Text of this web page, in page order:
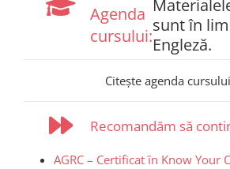
Agenda
cursului:sunt în
Engleză.
Citește agenda cursului
Recomandăm să
AGRC – Certificat în Know Your